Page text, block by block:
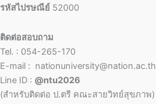
รหัสไปรษณีย์ 52000
ติดต่อสอบถาม
Tel. : 054-265-170
E-mail : nationuniversity@nation.ac.th
Line ID : @ntu2026
(สำหรับติดต่อ ป.ตรี คณะสายวิทย์สุขภาพ)